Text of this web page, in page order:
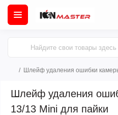
Шлейф удаления ошибки
Шлейф удаления
13/13 Mini для пайки